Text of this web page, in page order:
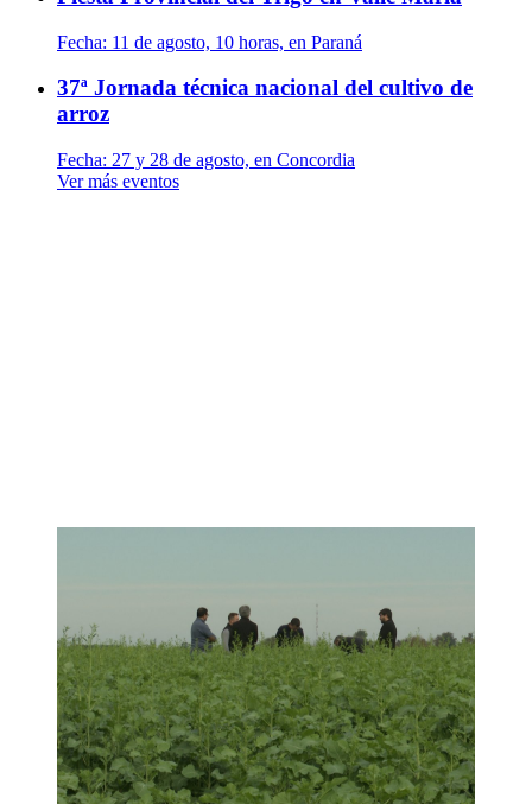
Fecha: 11 de agosto, 10 horas, en Paraná
37ª Jornada técnica nacional del cultivo de
arroz
Fecha: 27 y 28 de agosto, en Concordia
Ver más eventos